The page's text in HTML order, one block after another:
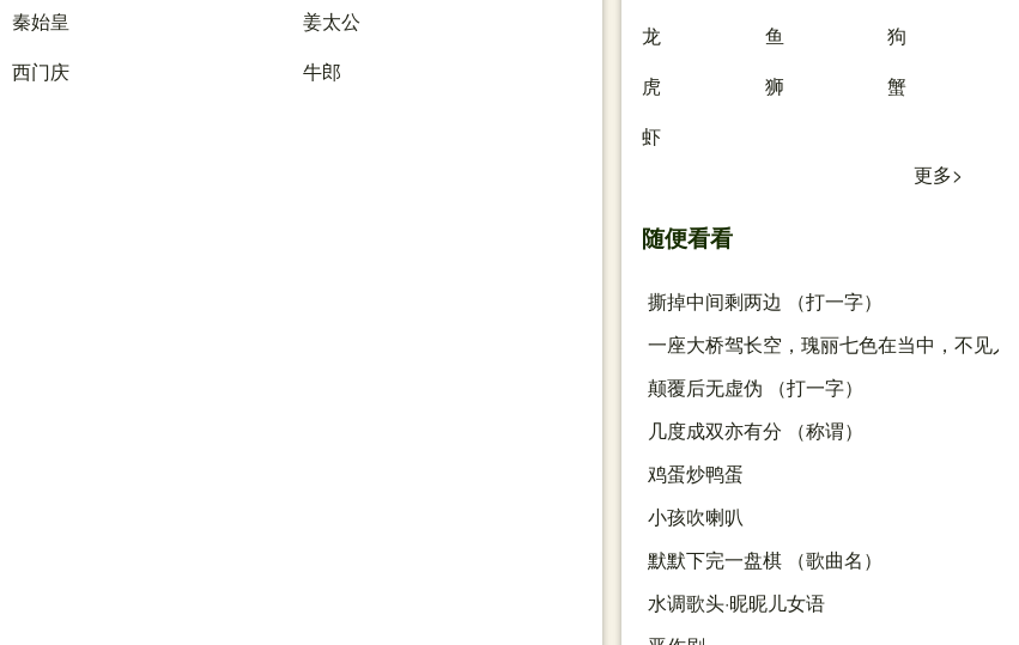
秦始皇
姜太公
西门庆
牛郎
龙
鱼
狗
虎
狮
蟹
虾
更多>
随便看看
撕掉中间剩两边 （打一字）
一座大桥驾长空，瑰丽七色在当中，不见
颠覆后无虚伪 （打一字）
几度成双亦有分 （称谓）
鸡蛋炒鸭蛋
小孩吹喇叭
默默下完一盘棋 （歌曲名）
水调歌头·昵昵儿女语